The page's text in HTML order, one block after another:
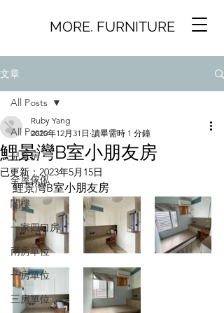
MORE. FURNITURE
文章
All Posts
兒童房
全屋傢俬
閣樓
一家四口房
兩房單位
一房單位
三房單位
All Posts
鯉景灣B室小朋友房
Ruby Yang
2020年12月31日 讀畢需時 1 分鐘
已更新： 2023年5月15日
鯉景灣B室小朋友房